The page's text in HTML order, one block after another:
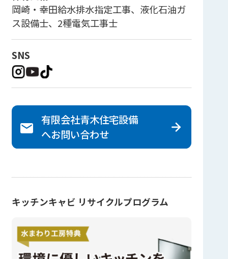
岡崎・幸田給水排水指定工事、液化石油ガ
ス設備士、2種電気工事士
SNS
有限会社青木住宅設備
へお問い合わせ
キッチンキャビ リサイクルプログラム